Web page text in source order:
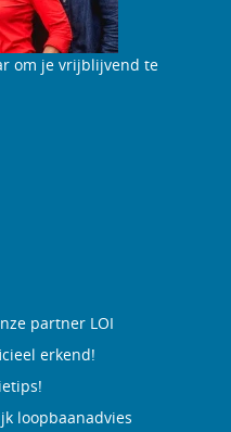
om je vrijblijvend te
partner LOI
erkend!
loopbaanadvies